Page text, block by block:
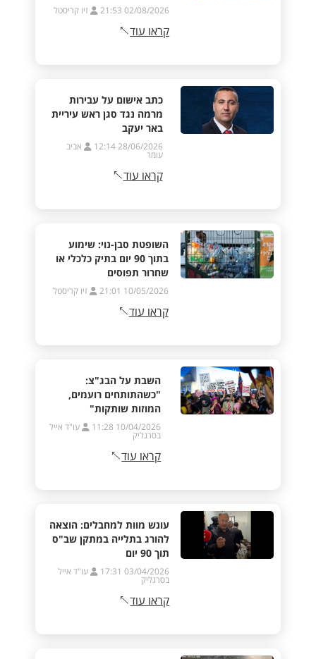
02/08/2026 21:53 זיו קריסטל
קראו עוד
כתב אישום על עבירות
מרמה נגד סגן ראש עיריית
באר יעקב
28/06/2026 12:14 אביב
עומר
קראו עוד
השופטת סבן-נוי: שימוע
בתוך 90 יום בתיק כלכלי או
שחרור תפוסים
10/05/2026 21:01 זיו קריסטל
קראו עוד
השבת על הבג"צ:
"כשהתותחים רועמים,
המוזות שותקות"
10/04/2026 11:28 עו"ד אייל
בסרגליק
קראו עוד
עונש מוות למחבלים: הוצאה
להורג בתלייה במתקן שב"ס
תוך 90 יום
03/04/2026 17:31 עו"ד אייל
בסרגליק
קראו עוד